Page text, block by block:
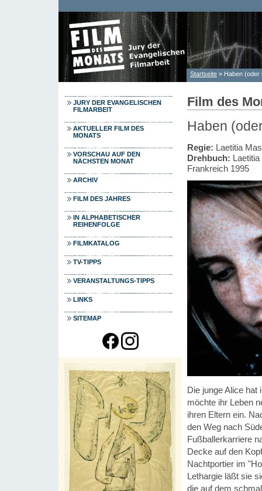
Sie sind hier
Startseite » Haben (oder
JURY DER EVANGELISCHEN
FILMARBEIT
AKTUELLER FILM DES
MONATS
VORSCHAU AUF DEN
NÄCHSTEN MONAT
ARCHIV
FILM DES JAHRES
IN ALPHABETISCHER
REIHENFOLGE
FILMKATALOG
TV-TIPPS
VERANSTALTUNGS-TIPPS
LINKS
SITEMAP
Film des
Haben
Regie: Laetitia
Drehbuch:
Frankreich 1995
Die junge Alice hat
möchte ihr Leben
ihren Eltern ein.
den Weg nach
Fußballerkarriere
Decke auf den
Nachtportier im
Lethargie läßt sie
die auf dem